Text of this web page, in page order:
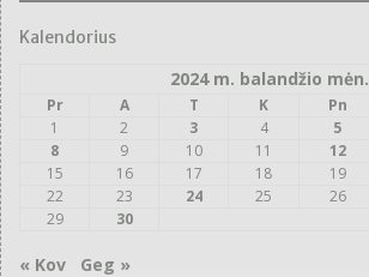
Kalendorius
2024 m. balandžio mėn.
Pr A T K Pn
1
2 3 4 5
8
9 10 11 12
15
16 17 18 19
22
23 24 25 26
29
30
« Kov Geg »